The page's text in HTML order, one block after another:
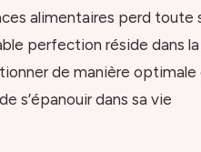
alimentaires perd toute
perfection réside dans la
de manière
s’épanouir dans sa vie